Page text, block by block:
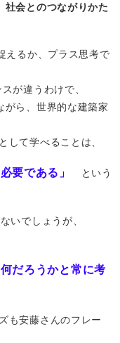
社会とのつながりかた
えるか、プラス思考で
が違うわけで、
がら、世界的な建築家
して学べることは、
要である」
という
いでしょうが、
だろうかと常に考
も安藤さんのフレー